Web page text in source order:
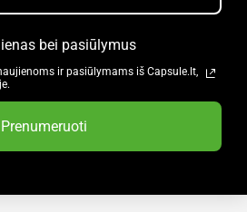
bei pasiūlymus
ir pasiūlymams iš Capsule.lt,
Prenumeruoti